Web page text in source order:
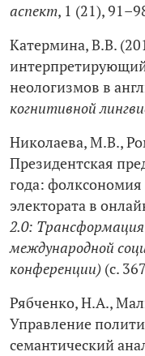
аспект, 1 (21),
Катермина, В.В.
неологизмов в
когнитивной
Николаева, М.В.,
Президентская
года:
электората в
2.0:
международной
конференции) (c.
Рябченко, Н.А.,
Управление
семантический